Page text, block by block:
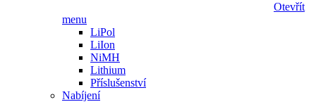
Otevřít
menu
LiPol
LiIon
NiMH
Lithium
Příslušenství
Nabíjení